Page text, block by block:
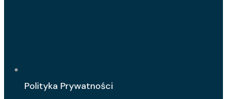
Polityka Prywatności